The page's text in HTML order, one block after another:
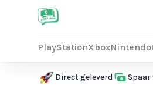
PlayStationXboxNintendo
Direct geleverd